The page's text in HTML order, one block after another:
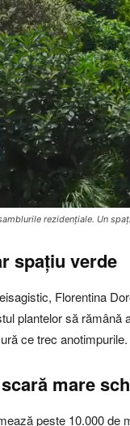
rezidențiale. Un
spațiu verde
Florentina
plantelor să
ce trec anotimpurile.
mare
peste 10.000 de